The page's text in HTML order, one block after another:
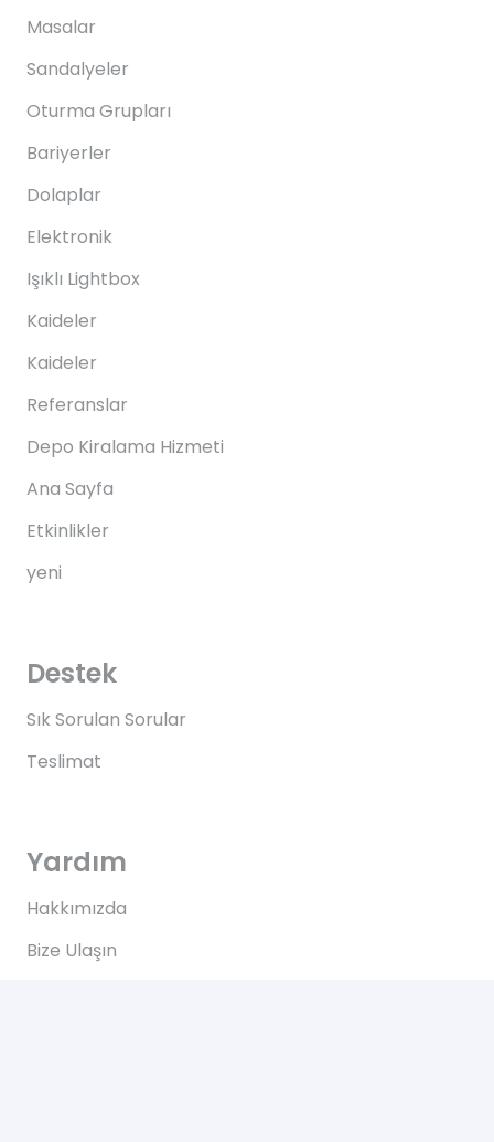
Masalar
Sandalyeler
Oturma Grupları
Bariyerler
Dolaplar
Elektronik
Işıklı Lightbox
Kaideler
Kaideler
Referanslar
Depo Kiralama Hizmeti
Ana Sayfa
Etkinlikler
yeni
Destek
Sık Sorulan Sorular
Teslimat
Yardım
Hakkımızda
Bize Ulaşın